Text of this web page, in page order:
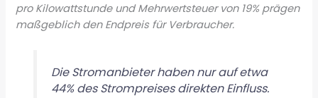
pro Kilowattstunde und Mehrwertsteuer von 19% prägen
maßgeblich den Endpreis für Verbraucher.
Die Stromanbieter haben nur auf etwa
44% des Strompreises direkten Einfluss.